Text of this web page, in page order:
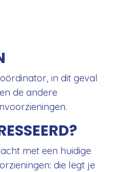
in dit geval
de andere
met een huidige
die legt je